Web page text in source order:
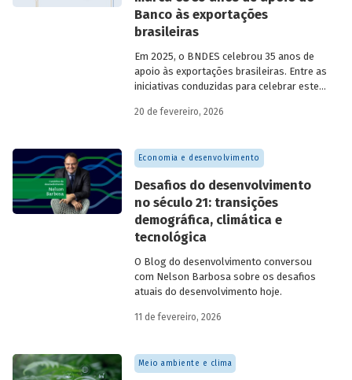
Banco às exportações
brasileiras
Em 2025, o BNDES celebrou 35 anos de
apoio às exportações brasileiras. Entre as
iniciativas conduzidas para celebrar este
quanto para a história do
Brasil, está o lançamento da publicação
“BNDES Exim: 35 anos de apoio às
20 de fevereiro, 2026
Economia e desenvolvimento
Desafios do desenvolvimento
no século 21: transições
demográfica, climática e
tecnológica
O Blog do desenvolvimento conversou
com Nelson Barbosa sobre os desafios
atuais do desenvolvimento hoje.
11 de fevereiro, 2026
Meio ambiente e clima